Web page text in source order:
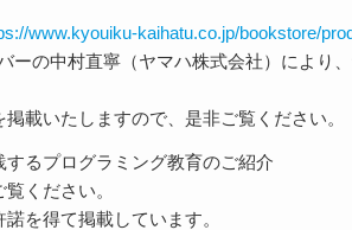
www.kyouiku-kaihatu.co.jp/bookstore/
ーの中村直寧（ヤマハ株式会社）により
載いたしますので、是非ご覧ください。
るプログラミング教育のご紹介
ください。
を得て掲載しています。